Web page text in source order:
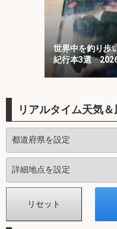
世界中を釣り歩
紀行本3選
50周年
リアルタイム天気